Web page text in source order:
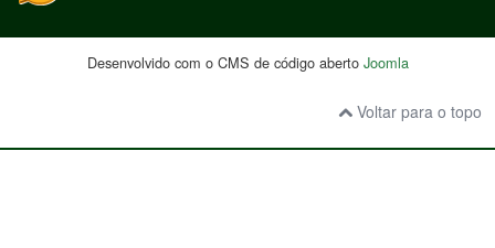
Desenvolvido com o CMS de código aberto Joomla
Voltar para o topo